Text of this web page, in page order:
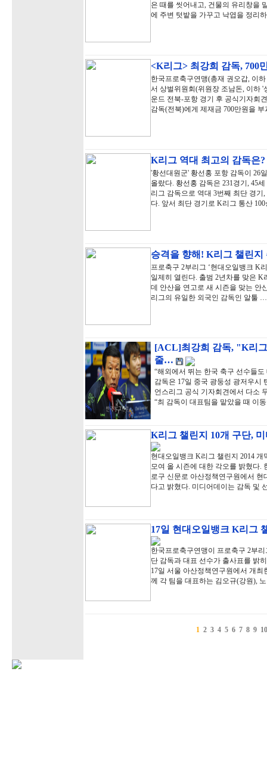
은 때를 씻어내고, 건물의 유리창을
에 주변 텃밭을 가꾸고 낙엽을 정리
<K리그> 최강희 감독, 700
한국프로축구연맹(총재 권오갑, 이
서 상벌위원회(위원장 조남돈, 이하 '
운드 전북-포항 경기 후 공식기자회
감독(전북)에게 제재금 700만원을
K리그 역대 최고의 감독은?
'황선대원군' 황선홍 포항 감독이 26
올랐다. 황선홍 감독은 231경기, 45
리그 감독으로 역대 3번째 최단 경
다. 앞서 최단 경기로 K리그 통산
승격을 향해! K리그 챌린
프로축구 2부리그 ‘현대오일뱅크 K
일제히 열린다. 출범 2년차를 맞은
데 안산을 연고로 새 시즌을 맞는 안
리그의 유일한 외국인 감독인 알툴 …
[ACL]최강희 감독, "K리
줄…
“해외에서 뛰는 한국 축구 선수들
감독은 17일 중국 광둥성 광저우시
언스리그 공식 기자회견에서 다소
“최 감독이 대표팀을 맡았을 때 이
K리그 챌린지 10개 구단,
현대오일뱅크 K리그 챌린지 2014
모여 올 시즌에 대한 각오를 밝혔다.
로구 신문로 아산정책연구원에서
다고 밝혔다. 미디어데이는 감독 및
17일 현대오일뱅크 K리그
한국프로축구연맹이 프로축구 2부
단 감독과 대표 선수가 출사표를 밝
17일 서울 아산정책연구원에서 개
께 각 팀을 대표하는 김오규(강원),
1 2 3 4 5 6 7 8 9 10